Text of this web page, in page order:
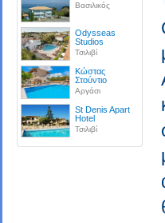
Βασιλικός
Odysseas
Studios
Τσιλιβί
Κώστας
Στούντιο
Αργάσι
St Denis Apart
Hotel
Τσιλιβί